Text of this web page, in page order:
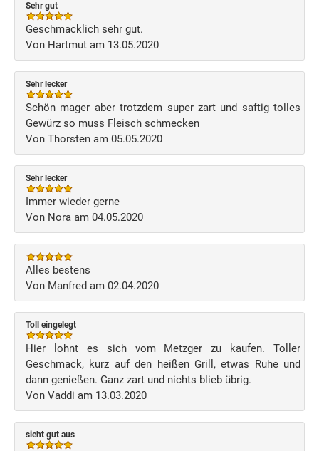
Sehr gut
Geschmacklich sehr gut.
Von Hartmut am 13.05.2020
Sehr lecker
Schön mager aber trotzdem super zart und saftig tolles
Gewürz so muss Fleisch schmecken
Von Thorsten am 05.05.2020
Sehr lecker
Immer wieder gerne
Von Nora am 04.05.2020
Alles bestens
Von Manfred am 02.04.2020
Toll eingelegt
Hier lohnt es sich vom Metzger zu kaufen. Toller
Geschmack, kurz auf den heißen Grill, etwas Ruhe und
dann genießen. Ganz zart und nichts blieb übrig.
Von Vaddi am 13.03.2020
sieht gut aus